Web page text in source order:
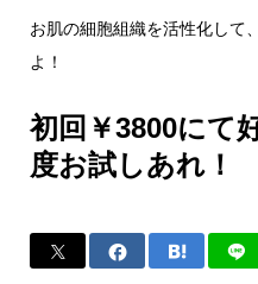
お肌の細胞組織を活性化して
よ！
初回￥3800にて
度お試しあれ！